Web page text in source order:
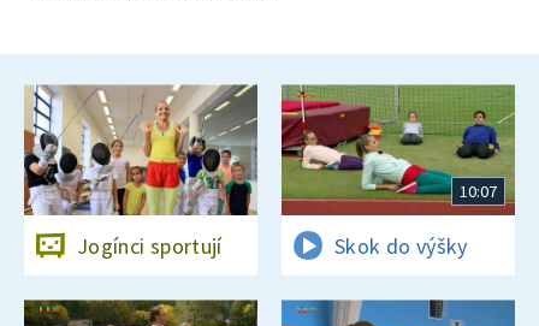
Jogínci sportují
10:07
Skok do výšky